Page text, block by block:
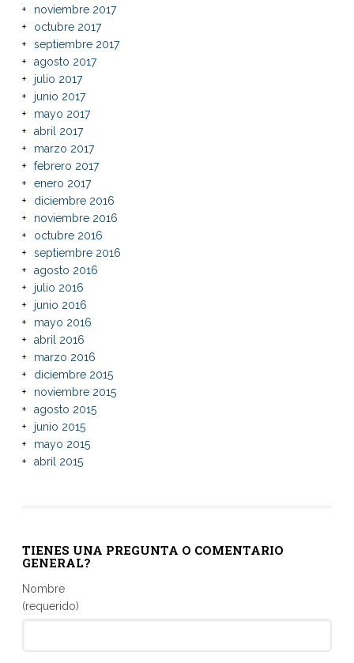
noviembre 2017
octubre 2017
septiembre 2017
agosto 2017
julio 2017
junio 2017
mayo 2017
abril 2017
marzo 2017
febrero 2017
enero 2017
diciembre 2016
noviembre 2016
octubre 2016
septiembre 2016
agosto 2016
julio 2016
junio 2016
mayo 2016
abril 2016
marzo 2016
diciembre 2015
noviembre 2015
agosto 2015
junio 2015
mayo 2015
abril 2015
TIENES UNA PREGUNTA O COMENTARIO
GENERAL?
Nombre
(requerido)